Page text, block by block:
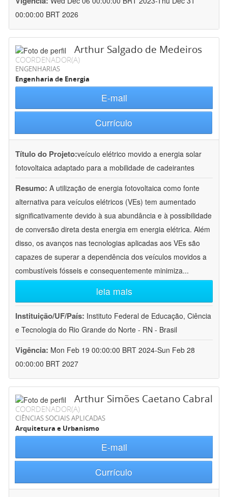
00:00:00 BRT 2026
Arthur Salgado de Medeiros
COORDENADOR(A)
ENGENHARIAS
Engenharia de Energia
E-mail
Currículo
Título do Projeto:veículo elétrico movido a energia solar
fotovoltaica adaptado para a mobilidade de cadeirantes
Resumo: A utilização de energia fotovoltaica como fonte
alternativa para veículos elétricos (VEs) tem aumentado
significativamente devido à sua abundância e à possibilidade
de conversão direta desta energia em energia elétrica. Além
disso, os avanços nas tecnologias aplicadas aos VEs são
capazes de superar a dependência dos veículos movidos a
combustíveis fósseis e consequentemente minimiza...
leia mais
Instituição/UF/País: Instituto Federal de Educação, Ciência
e Tecnologia do Rio Grande do Norte - RN - Brasil
Vigência: Mon Feb 19 00:00:00 BRT 2024-Sun Feb 28
00:00:00 BRT 2027
Arthur Simões Caetano Cabral
COORDENADOR(A)
CIÊNCIAS SOCIAIS APLICADAS
Arquitetura e Urbanismo
E-mail
Currículo